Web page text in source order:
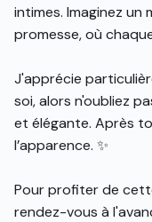
intimes. Imaginez
promesse, où
J'apprécie
soi, alors n'oubliez
et élégante. Après
l’apparence. ✨
Pour profiter de
rendez-vous à